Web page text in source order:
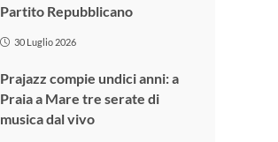
Partito Repubblicano
30 Luglio 2026
Prajazz compie undici anni: a
Praia a Mare tre serate di
musica dal vivo